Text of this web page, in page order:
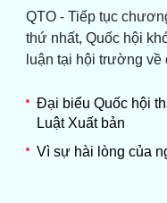
QTO - Tiếp tục
thứ nhất, Quốc hội
luận tại hội trường về
Đại biểu Quốc hội
Luật Xuất bản
Vì sự hài lòng của